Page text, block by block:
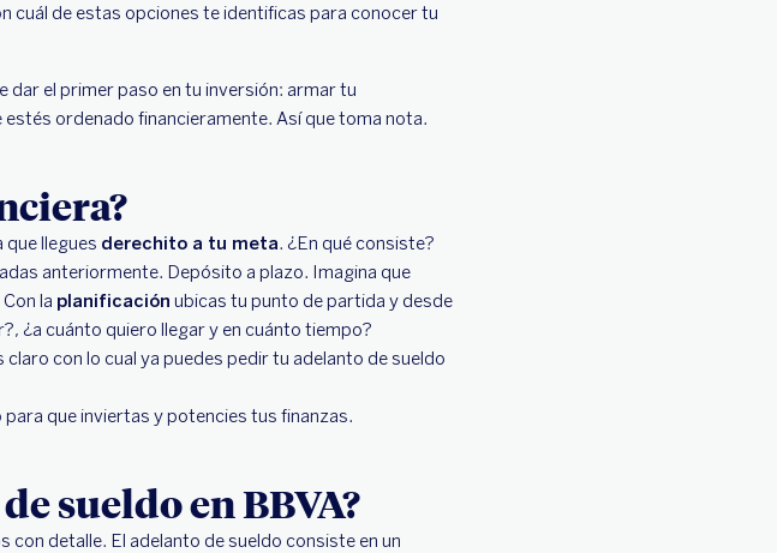
cuál de estas opciones te identificas para conocer tu
el primer paso en tu inversión: armar tu
ordenado financieramente. Así que toma nota.
que llegues derechito a tu meta. ¿En qué consiste?
anteriormente. Depósito a plazo. Imagina que
la planificación ubicas tu punto de partida y desde
¿a cuánto quiero llegar y en cuánto tiempo?
con lo cual ya puedes pedir tu adelanto de sueldo
que inviertas y potencies tus finanzas.
sueldo en BBVA?
detalle. El adelanto de sueldo consiste en un